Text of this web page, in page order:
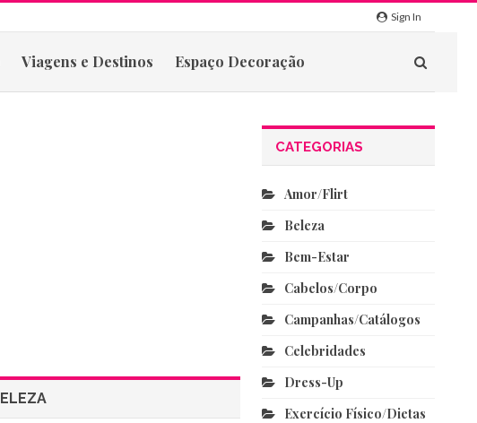
Sign In
Viagens e Destinos Espaço Decoração
CATEGORIAS
Amor/flirt
Beleza
Bem-Estar
Cabelos/corpo
Campanhas/catálogos
Celebridades
Dress-Up
Exercício Físico/dietas